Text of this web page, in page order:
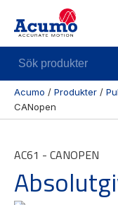
Visa allt
kategorier
Se alla
Sök
produkter
Acumo / Produkter /
CANopen
AC61 - CANOPEN